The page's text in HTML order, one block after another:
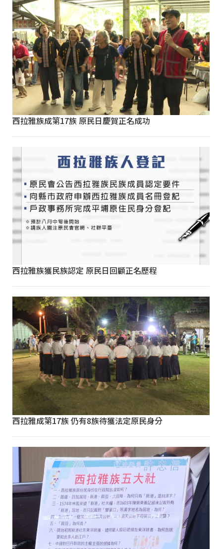
西拉雅族成第17族 原民日慶賀正名成功
西拉雅族獲民族認定 原民日回顧正名歷程
西拉雅成第17族 仍有8族待獲法定原民身分